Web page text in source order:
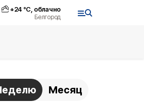
+24°С, облачно
Белгород
Месяц